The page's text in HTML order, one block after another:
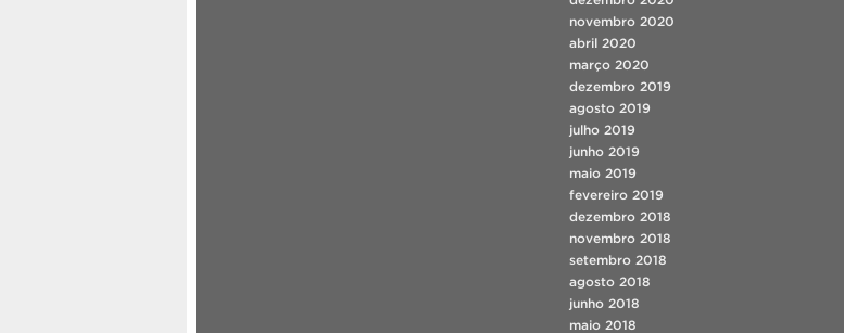
novembro 2020
abril 2020
março 2020
dezembro 2019
agosto 2019
julho 2019
junho 2019
maio 2019
fevereiro 2019
dezembro 2018
novembro 2018
setembro 2018
agosto 2018
junho 2018
maio 2018